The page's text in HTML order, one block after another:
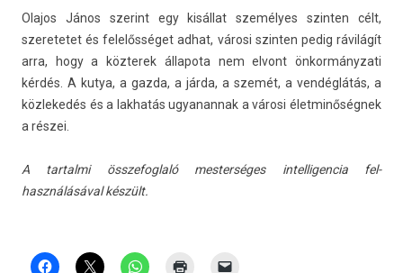
Olajos János szerint egy kisállat személyes szint­en célt,
szeretetet és felelősséget adhat, városi szint­en pedig rávilágít
arra, hogy a köz­terek állapota nem el­vont önkor­mányzati
kérdés. A kutya, a gazda, a járda, a szemét, a vendéglátás, a
köz­lekedés és a lak­hatás ugyanan­nak a városi élet­minőség­nek
a részei.
A tar­talmi összefogl­aló mes­terséges in­tel­ligen­cia fel­
használásáv­al készült.